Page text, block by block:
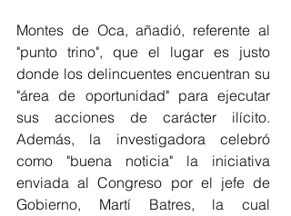
Montes de Oca, añadió, referente al
"punto trino", que el lugar es justo
donde los delincuentes encuentran su
"área de oportunidad" para ejecutar
sus acciones de carácter ilícito.
Además, la investigadora celebró
como "buena noticia" la iniciativa
enviada al Congreso por el jefe de
Gobierno, Martí Batres, la cual